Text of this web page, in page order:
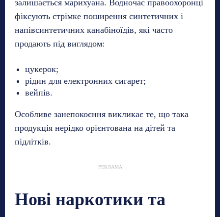
залишається марихуана. Водночас правоохоронці
фіксують стрімке поширення синтетичних і
напівсинтетичних канабіноїдів, які часто
продають під виглядом:
цукерок;
рідин для електронних сигарет;
вейпів.
Особливе занепокоєння викликає те, що така
продукція нерідко орієнтована на дітей та
підлітків.
РЕКЛАМА
Нові наркотики та